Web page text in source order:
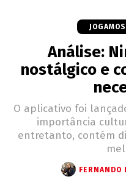
JOGAMOS
Análise:
nostálgico e
O aplicativo foi
importância
entretanto, contém
FERNANDO